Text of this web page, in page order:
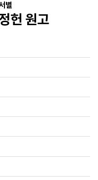
별
헌 원고